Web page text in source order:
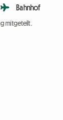
Bahnhof
mitgeteilt.